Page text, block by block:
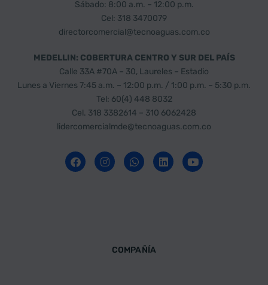
Sábado: 8:00 a.m. – 12:00 p.m.
Cel: 318 3470079
directorcomercial@tecnoaguas.com.co
MEDELLIN: COBERTURA CENTRO Y SUR DEL PAÍS
Calle 33A #70A – 30, Laureles – Estadio
Lunes a Viernes 7:45 a.m. – 12:00 p.m. / 1:00 p.m. – 5:30 p.m.
Tel: 60(4) 448 8032
Cel. 318 3382614 – 310 6062428
lidercomercialmde@tecnoaguas.com.co
COMPAÑÍA